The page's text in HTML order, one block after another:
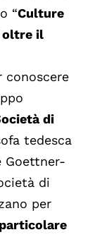
“Culture
oltre il
conoscere
di
tedesca
Goettner-
di
per